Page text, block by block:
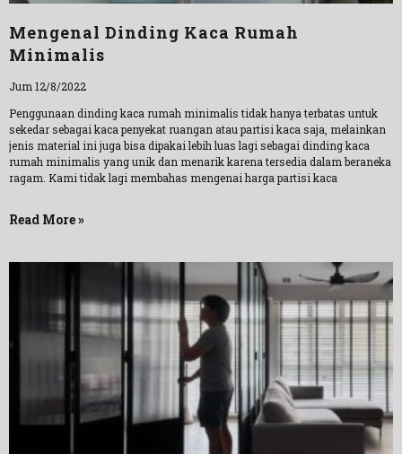
Mengenal Dinding Kaca Rumah
Minimalis
Jum 12/8/2022
Penggunaan dinding kaca rumah minimalis tidak hanya terbatas untuk
sekedar sebagai kaca penyekat ruangan atau partisi kaca saja, melainkan
jenis material ini juga bisa dipakai lebih luas lagi sebagai dinding kaca
rumah minimalis yang unik dan menarik karena tersedia dalam beraneka
ragam. Kami tidak lagi membahas mengenai harga partisi kaca
Read More »